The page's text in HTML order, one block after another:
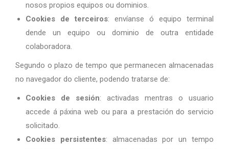
nosos propios equipos ou dominios.
Cookies de terceiros: envíanse ó equipo terminal
dende un equipo ou dominio de outra entidade
colaboradora.
Segundo o plazo de tempo que permanecen almacenadas
no navegador do cliente, podendo tratarse de:
Cookies de sesión: activadas mentras o usuario
accede á páxina web ou para a prestación do servicio
solicitado.
Cookies persistentes: almacenadas por un tempo